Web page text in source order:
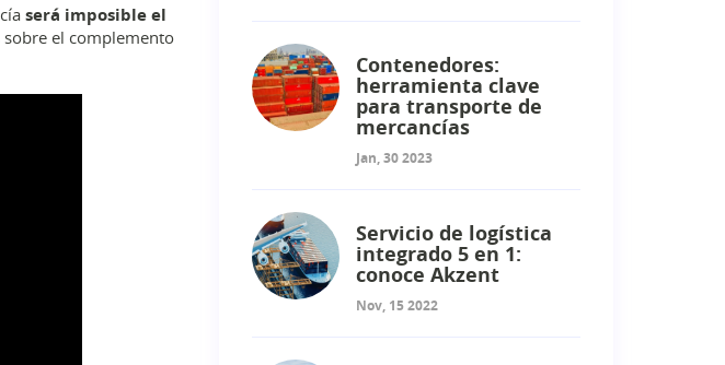
será imposible el
sobre el complemento
Contenedores:
herramienta clave
para transporte de
mercancías
Jan, 30 2023
Servicio de logística
integrado 5 en 1:
conoce Akzent
Nov, 15 2022